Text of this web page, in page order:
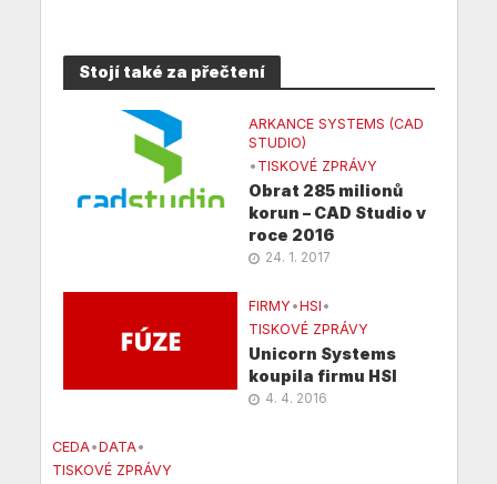
Stojí také za přečtení
ARKANCE SYSTEMS (CAD
STUDIO)
• TISKOVÉ ZPRÁVY
Obrat 285 milionů
korun – CAD Studio v
roce 2016
24. 1. 2017
FIRMY •HSI •
TISKOVÉ ZPRÁVY
Unicorn Systems
koupila firmu HSI
4. 4. 2016
CEDA•DATA•
TISKOVÉ ZPRÁVY